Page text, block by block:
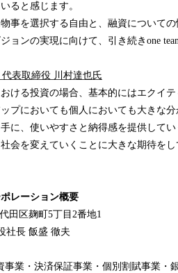
ると感じます。
物事を選択する自由と、融資について
ョンの実現に向けて、引き続きone
代表取締役 川村達也氏
ける投資の場合、基本的にはエクイ
プにおいても個人においても大きな分
に、使いやすさと納得感を提供して
会を変えていくことに大きな期待をし
レーション概要
田区麹町5丁目2番地1
長 飯盛 徹夫
業・決済保証事業・個別割賦事業・